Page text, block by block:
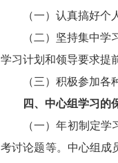
（一）认真搞好
（二）坚持集中
学习计划和领导要求提
（三）积极参加
四、中心组学习的
（一）年初制定
考讨论题等。中心组成